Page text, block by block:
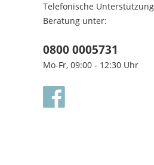
Telefonische
Beratung unter:
0800 0005731
Mo-Fr, 09:00 - 12:30 Uhr